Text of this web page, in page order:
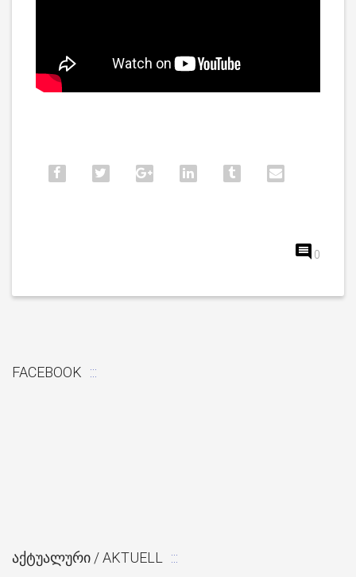
0
FACEBOOK
ᲐᲥᲢᲣᲐᲚᲣᲠᲘ / AKTUELL